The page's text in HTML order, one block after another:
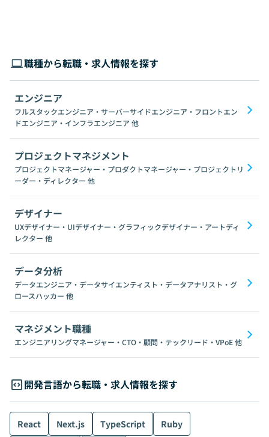
職種から転職・求人情報を探す
エンジニア
フルスタックエンジニア・サーバーサイドエンジニア・フロントエン
ドエンジニア・インフラエンジニア 他
プロジェクトマネジメント
プロジェクトマネージャー・プロダクトマネージャー・プロジェクトリ
ーダー・ディレクター 他
デザイナー
UXデザイナー・UIデザイナー・グラフィックデザイナー・アートディ
レクター 他
データ分析
データエンジニア・データサイエンティスト・データアナリスト・グ
ロースハッカー 他
マネジメント職種
エンジニアリングマネージャー・CTO・顧問・テックリード・VPoE他
開発言語から転職・求人情報を探す
React Next.js TypeScript
Ruby